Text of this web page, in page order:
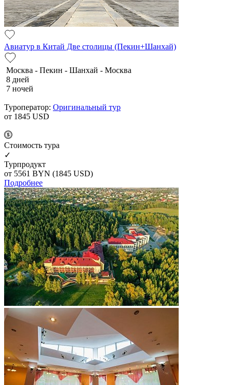
Авиатур в Китай Две столицы (Пекин+Шанхай)
Москва - Пекин - Шанхай - Москва
8 дней
7 ночей
Туроператор: Оригинальный тур
от 1845 USD
Cтоимость тура
✓
Турпродукт
от 5561 BYN (1845 USD)
Подробнее